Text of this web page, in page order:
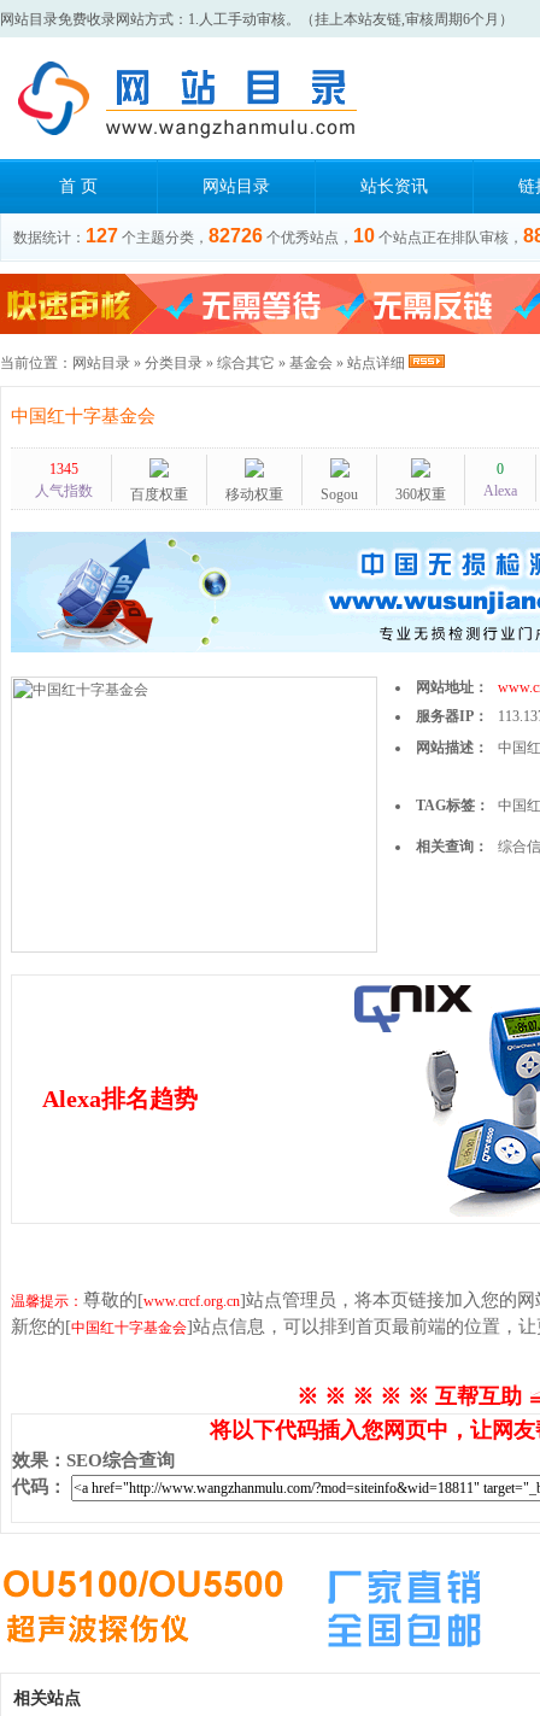
网站目录免费收录网站方式：1.人工手动审核。（挂上本站友链,审核周期6个月）
首 页 网站目录 站长资讯 链
数据统计： 127 个主题分类， 82726 个优秀站点， 10 个站点正在排队审核，
当前位置： 网站目录 » 分类目录 » 综合其它 » 基金会 » 站点详细
中国红十字基金会
1345
人气指数
百度权重 移动权重 Sogou 360权重
0
Alexa
网站地址：
服务器IP：
网站描述：
中国
TAG标签： 中国
相关查询： 综合
Alexa排名趋势
温馨提示： 尊敬的[www.crcf.org.cn]站点管理员，将本页链接加入您的
新您的[中国红十字基金会]站点信息，可以排到首页最前端的位置，
※ ※ ※ ※ ※ 互帮互助
将以下代码插入您网页中，让网
效果 ： SEO综合查询
代码 ：
相关站点